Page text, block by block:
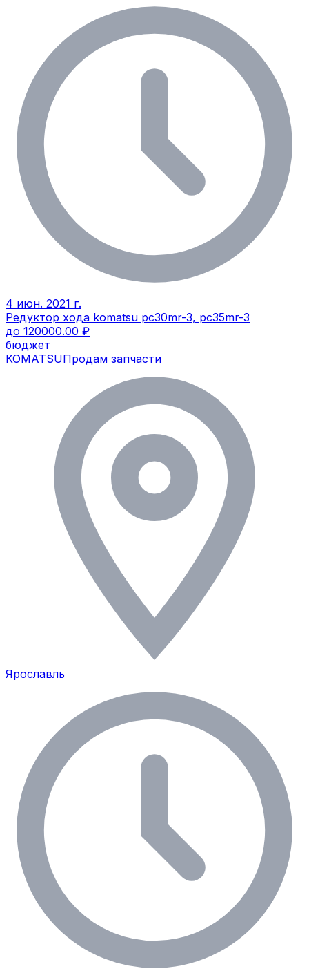
4 июн. 2021 г.
Редуктор хода komatsu pc30mr-3, pc35mr-3
до 120000.00 ₽
бюджет
KOMATSUПродам запчасти
Ярославль